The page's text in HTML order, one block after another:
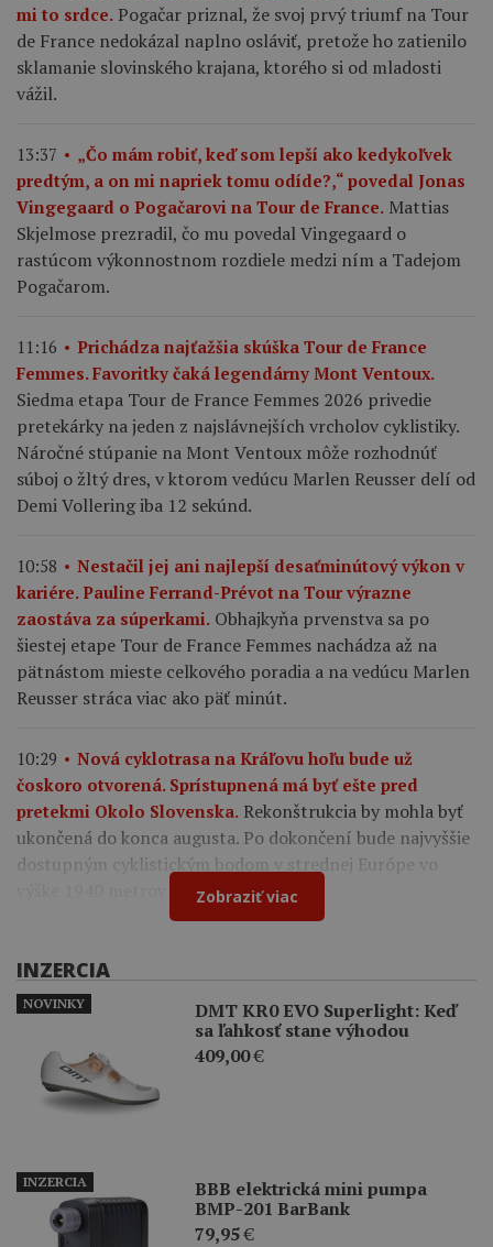
mi to srdce. Pogačar priznal, že svoj prvý triumf na Tour
de France nedokázal naplno osláviť, pretože ho zatienilo
sklamanie slovinského krajana, ktorého si od mladosti
vážil.
13:37
„Čo mám robiť, keď som lepší ako kedykoľvek
predtým, a on mi napriek tomu odíde?,“ povedal Jonas
Vingegaard o Pogačarovi na Tour de France. Mattias
Skjelmose prezradil, čo mu povedal Vingegaard o
rastúcom výkonnostnom rozdiele medzi ním a Tadejom
Pogačarom.
11:16
Prichádza najťažšia skúška Tour de France
Femmes. Favoritky čaká legendárny Mont Ventoux.
Siedma etapa Tour de France Femmes 2026 privedie
pretekárky na jeden z najslávnejších vrcholov cyklistiky.
Náročné stúpanie na Mont Ventoux môže rozhodnúť
súboj o žltý dres, v ktorom vedúcu Marlen Reusser delí od
Demi Vollering iba 12 sekúnd.
10:58
Nestačil jej ani najlepší desaťminútový výkon v
kariére. Pauline Ferrand-Prévot na Tour výrazne
zaostáva za súperkami. Obhajkyňa prvenstva sa po
šiestej etape Tour de France Femmes nachádza až na
pätnástom mieste celkového poradia a na vedúcu Marlen
Reusser stráca viac ako päť minút.
10:29
Nová cyklotrasa na Kráľovu hoľu bude už
čoskoro otvorená. Sprístupnená má byť ešte pred
pretekmi Okolo Slovenska. Rekonštrukcia by mohla byť
ukončená do konca augusta. Po dokončení bude najvyššie
dostupným cyklistickým bodom v strednej Európe vo
výške 1940 metrov nad morom.
Zobraziť viac
INZERCIA
DMT KR0 EVO Superlight: Keď
sa ľahkosť stane výhodou
409,00€
NOVINKY
BBB elektrická mini pumpa
BMP-201 BarBank
79,95€
INZERCIA